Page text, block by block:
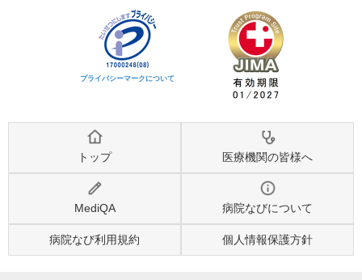
プライバシーマークについて
トップ 医療機関の皆様へ
MediQA 病院なびについて
病院なび利用規約 個人情報保護方針